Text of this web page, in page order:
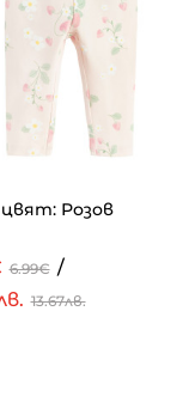
Розов
6.99€ /
13.67лв.